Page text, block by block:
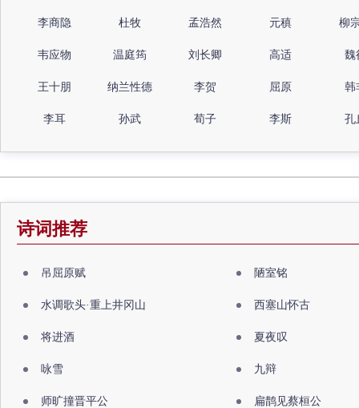
李商隐 杜牧 孟浩然 元稹 柳
韦应物 温庭筠 刘长卿 高适 魏
王十朋 纳兰性德 李贺 屈原 韩
李耳 孙武 荀子 李斯 孔
诗词推荐
吊屈原赋 陋室铭
水调歌头·重上井冈山 西塞山怀古
将进酒 夏夜叹
咏雪 九辩
师旷撞晋平公 扁鹊见蔡桓公